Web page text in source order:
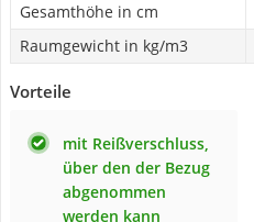
Gesamthöhe in cm
Raumgewicht in kg/m3
Vorteile
mit Reißverschluss,
über den der Bezug
abgenommen
werden kann